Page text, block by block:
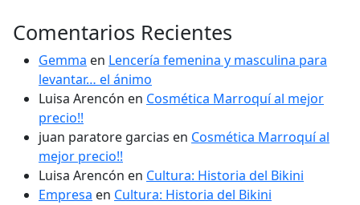
Comentarios Recientes
Gemma en Lencería femenina y masculina para
levantar… el ánimo
Luisa Arencón en Cosmética Marroquí al mejor
precio!!
juan paratore garcias en Cosmética Marroquí al
mejor precio!!
Luisa Arencón en Cultura: Historia del Bikini
Empresa en Cultura: Historia del Bikini